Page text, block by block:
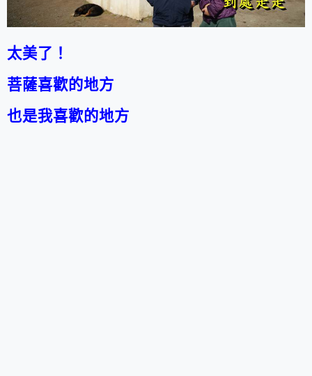
太美了！
菩薩喜歡的地方
也是我喜歡的地方